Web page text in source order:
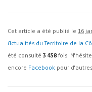
Cet article a été publié le 16
Actualités du Territoire de la
été consulté 3 458 fois.
encore Facebook pour